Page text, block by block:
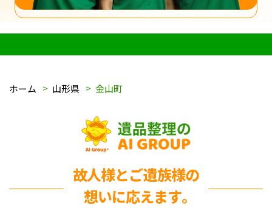
ホーム 山形県 金山町
故人様とご遺族様の
想いに応えます｡